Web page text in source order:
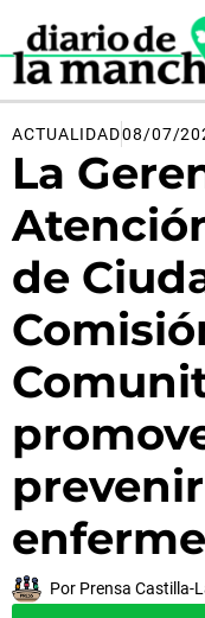
contenido
ACTUALIDAD08/07/
La
de
prevenir
Por Prensa Castilla-